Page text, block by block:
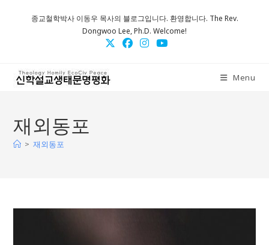
종교철학박사 이동우 목사의 블로그입니다. 환영합니다. The Rev.
Dongwoo Lee, Ph.D. Welcome!
Menu
재외동포
> 재외동포